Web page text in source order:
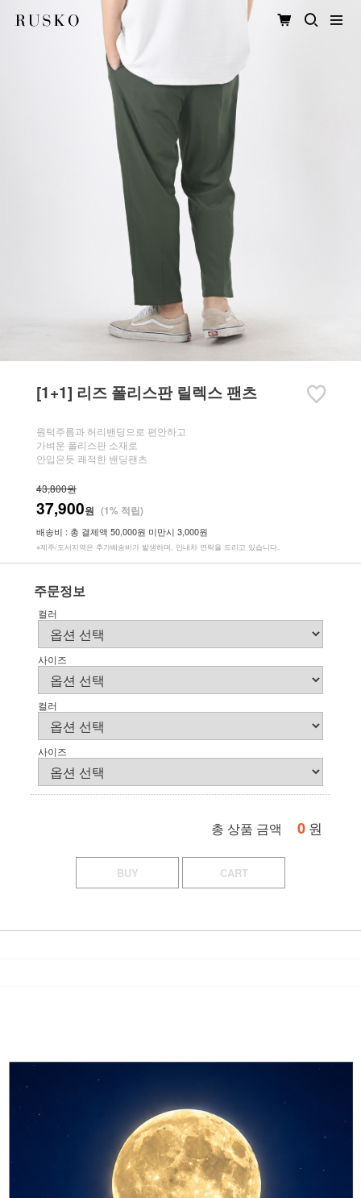
[1+1] 리즈 폴리스판 릴렉스 팬츠
원턱주름과 허리밴딩으로 편안하고
가벼운 폴리스판 소재로
안입은듯 쾌적한 밴딩팬츠
43,800원
37,900원 (1% 적립)
배송비 : 총 결제액 50,000원 미만시 3,000원
※제주/도서지역은 추가배송비가 발생하며, 안내차 연락을 드리고 있습니다.
주문정보
컬러
사이즈
컬러
사이즈
총 상품 금액 0 원
BUY CART